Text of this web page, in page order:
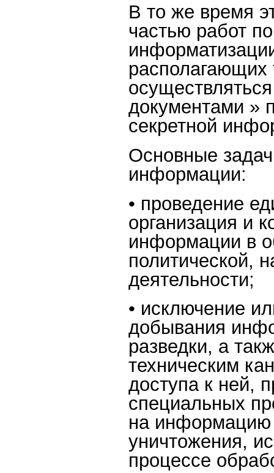
В то же время
частью работ
документами »
секретной
Основные
информации:
• проведение
организация и
информации в
политической,
деятельности;
• исключение
добывания
разведки, а
техническим
доступа к ней,
специальных
на информацию
уничтожения,
процессе